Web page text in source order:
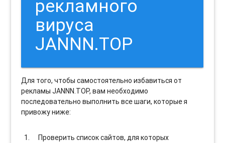
рекламного
вируса
JANNN.TOP
Для того, чтобы самостоятельно избавиться от
рекламы JANNN.TOP, вам необходимо
последовательно выполнить все шаги, которые я
привожу ниже:
Проверить список сайтов, для которых